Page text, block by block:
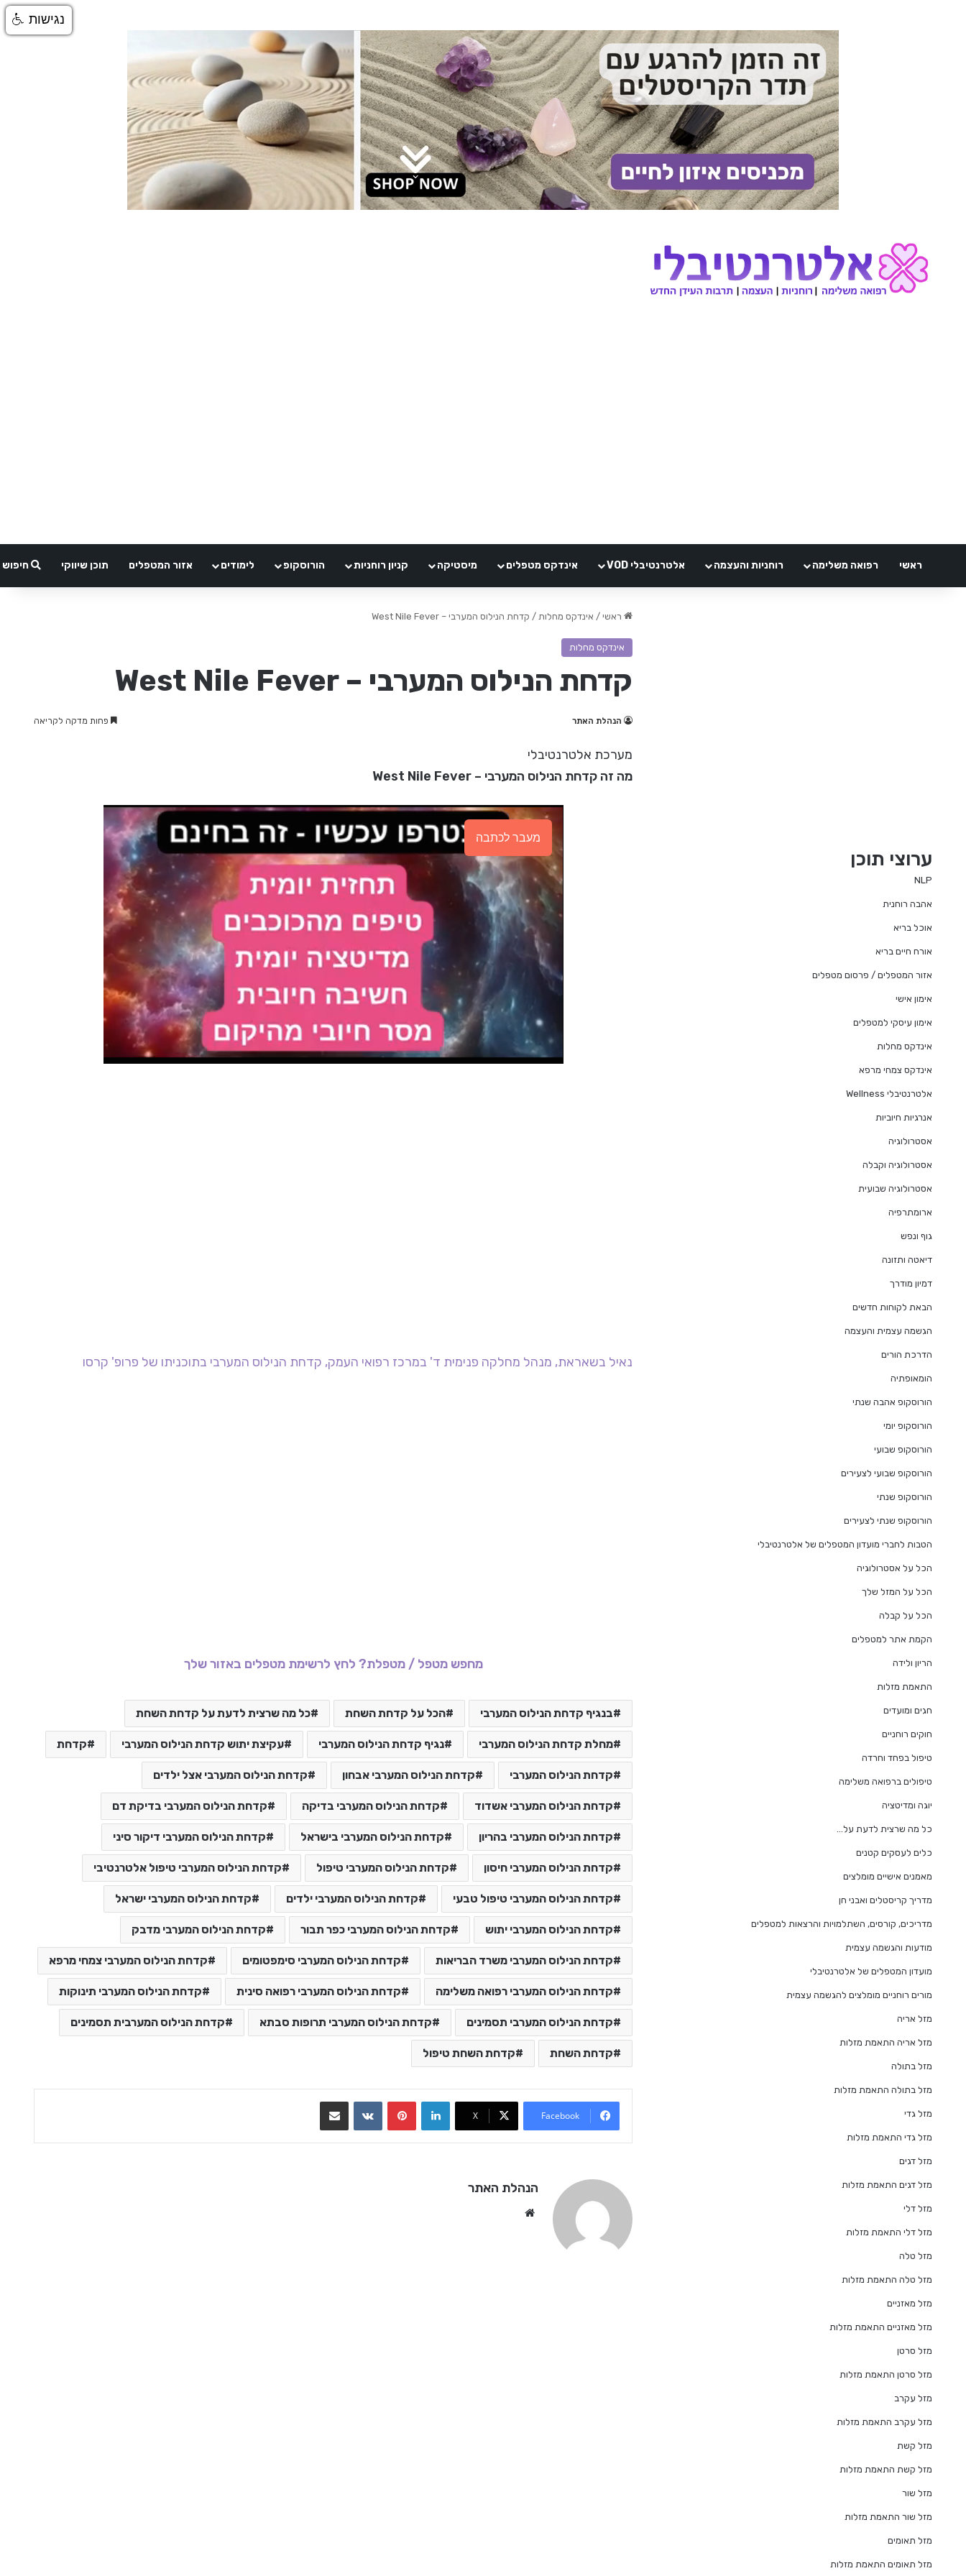
ראשי רפואה משלימה רוחניות והעצמה אלטרנטיבלי VOD אינדקס מטפלים מיסטיקה קניון רוחניות הורוסקופ לימודים אזור המטפלים תוכן שיווקי חיפוש
ראשי / אינדקס מחלות / קדחת הנילוס המערבי – West Nile Fever
אינדקס מחלות
קדחת הנילוס המערבי – West Nile Fever
הנהלת האתר פחות מדקה לקריאה
מערכת אלטרנטיבלי
מה זה קדחת הנילוס המערבי – West Nile Fever
מעבר לכתבה
נאיל בשאראת, מנהל מחלקה פנימית ד' במרכז רפואי העמק, קדחת הנילוס המערבי בתוכניתו של פרופ' קרסו
מחפש מטפל / מטפלת? לחץ לרשימת מטפלים באזור שלך
בנגיף קדחת הנילוס המערבי הכל על קדחת השחת כל מה שרצית לדעת על קדחת השחת
מחלת קדחת הנילוס המערבי נגיף קדחת הנילוס המערבי עקיצת יתוש קדחת הנילוס המערבי קדחת
קדחת הנילוס המערבי קדחת הנילוס המערבי אבחון קדחת הנילוס המערבי אצל ילדים
קדחת הנילוס המערבי אשדוד קדחת הנילוס המערבי בדיקה קדחת הנילוס המערבי בדיקת דם
קדחת הנילוס המערבי בהריון קדחת הנילוס המערבי בישראל קדחת הנילוס המערבי דיקור סיני
קדחת הנילוס המערבי חיסון קדחת הנילוס המערבי טיפול קדחת הנילוס המערבי טיפול אלטרנטיבי
קדחת הנילוס המערבי טיפול טבעי קדחת הנילוס המערבי ילדים קדחת הנילוס המערבי ישראל
קדחת הנילוס המערבי יתוש קדחת הנילוס המערבי כפר תבור קדחת הנילוס המערבי מדבק
קדחת הנילוס המערבי משרד הבריאות קדחת הנילוס המערבי סימפטומים קדחת הנילוס המערבי צמחי מרפא
קדחת הנילוס המערבי רפואה משלימה קדחת הנילוס המערבי רפואה סינית קדחת הנילוס המערבי תינוקות
קדחת הנילוס המערבי תסמינים קדחת הנילוס המערבי תרופות סבתא קדחת הנילוס המערבית תסמינים
קדחת השחת קדחת השחת טיפול
Facebook
X
LinkedIn
Pinterest
VKontakte שתף בדואר אלקטרוני
הנהלת האתר
ערוצי תוכן
NLP
אהבה רוחנית
אוכל בריא
אורח חיים בריא
אזור המטפלים / פרסום מטפלים
אימון אישי
אימון עיסקי למטפלים
אינדקס מחלות
אינדקס צמחי מרפא
אלטרנטיבלי Wellness
אנרגיות חיוביות
אסטרולוגיה
אסטרולוגיה וקבלה
אסטרולוגיה שבועית
ארומתרפיה
גוף ונפש
דיאטה ותזונה
דמיון מודרך
הבאת לקוחות חדשים
הגשמה עצמית והעצמה
הדרכת הורים
הומאופתיה
הורוסקופ אהבה שנתי
הורוסקופ יומי
הורוסקופ שבועי
הורוסקופ שבועי לצעירים
הורוסקופ שנתי
הורוסקופ שנתי לצעירים
הטבות לחברי מועדון המטפלים של אלטרנטיבלי
הכל על אסטרולוגיה
הכל על המזל שלך
הכל על קבלה
הקמת אתר למטפלים
הריון ולידה
התאמת מזלות
חגים ומועדים
חוקים רוחניים
טיפול בפחד וחרדה
טיפולים ברפואה משלימה
יוגה ומדיטציה
כל מה שרצית לדעת על…
כלים לעסקים קטנים
מאמנים אישיים מומלצים
מדריך קריסטלים ואבני חן
מדריכים, קורסים, השתלמויות והרצאות למטפלים
מודעות והגשמה עצמית
מועדון המטפלים של אלטרנטיבלי
מורים רוחניים מומלצים להגשמה עצמית
מזל אריה
מזל אריה התאמת מזלות
מזל בתולה
מזל בתולה התאמת מזלות
מזל גדי
מזל גדי התאמת מזלות
מזל דגים
מזל דגים התאמת מזלות
מזל דלי
מזל דלי התאמת מזלות
מזל טלה
מזל טלה התאמת מזלות
מזל מאזניים
מזל מאזניים התאמת מזלות
מזל סרטן
מזל סרטן התאמת מזלות
מזל עקרב
מזל עקרב התאמת מזלות
מזל קשת
מזל קשת התאמת מזלות
מזל שור
מזל שור התאמת מזלות
מזל תאומים
מזל תאומים התאמת מזלות
נגישות